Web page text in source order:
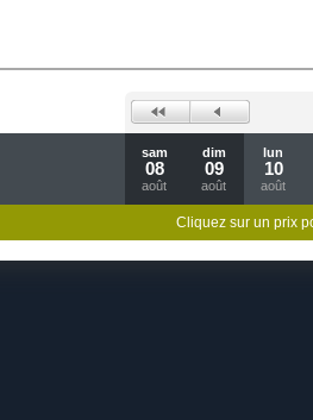
sam
08
août
dim
09
août
lun
10
août
Cliquez sur un prix